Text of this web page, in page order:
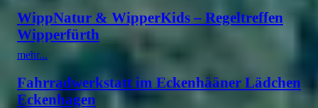
WippNatur & WipperKids – Regeltreffen
Wipperfürth
mehr...
Fahrradwerkstatt im Eckenhääner Lädchen
Eckenhagen